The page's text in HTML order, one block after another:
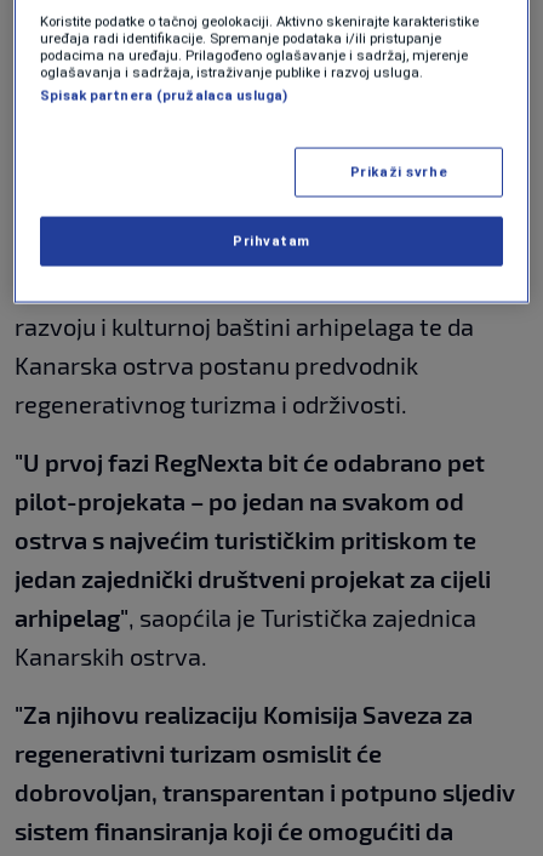
(RegNext), fond namijenjen finansiranju
ekoloških i društvenih projekata.
Sistem će obuhvatiti ostrva Tenerife, Gran
Canariju, Lanzarote, Fuerteventuru, La Palmu,
Cilj RegNexta je osigurati da prihodi od turizma
razvoju i kulturnoj baštini arhipelaga te da
Kanarska ostrva postanu predvodnik
regenerativnog turizma i održivosti.
"U prvoj fazi RegNexta bit će odabrano pet
pilot-projekata – po jedan na svakom od
ostrva s najvećim turističkim pritiskom te
jedan zajednički društveni projekat za cijeli
arhipelag", saopćila je Turistička zajednica
Kanarskih ostrva.
"Za njihovu realizaciju Komisija Saveza za
regenerativni turizam osmislit će
dobrovoljan, transparentan i potpuno sljediv
sistem finansiranja koji će omogućiti da
Koristite podatke o tačnoj geolokaciji. Aktivno skenirajte karakteristike
uređaja radi identifikacije. Spremanje podataka i/ili pristupanje
podacima na uređaju. Prilagođeno oglašavanje i sadržaj, mjerenje
oglašavanja i sadržaja, istraživanje publike i razvoj usluga.
Spisak partnera (pružalaca usluga)
Prikaži svrhe
Prihvatam